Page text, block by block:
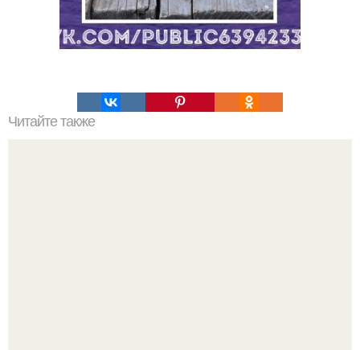
Читайте также